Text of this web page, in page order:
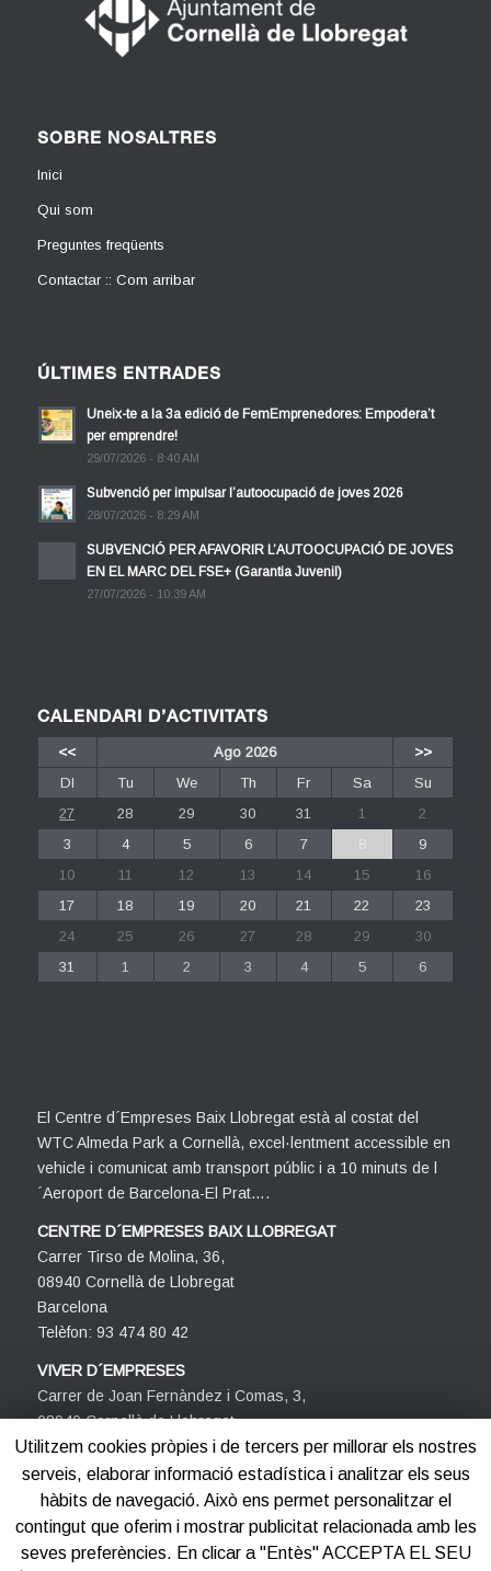
SOBRE NOSALTRES
Inici
Qui som
Preguntes freqüents
Contactar :: Com arribar
ÚLTIMES ENTRADES
Uneix-te a la 3a edició de FemEmprenedores: Empodera’t
per emprendre!
29/07/2026 - 8:40 AM
Subvenció per impulsar l’autoocupació de joves 2026
28/07/2026 - 8:29 AM
SUBVENCIÓ PER AFAVORIR L’AUTOOCUPACIÓ DE JOVES
EN EL MARC DEL FSE+ (Garantia Juvenil)
27/07/2026 - 10:39 AM
CALENDARI D’ACTIVITATS
<< Ago 2026
>>
Dl
Tu We Th Fr Sa
Su
27
28 29 30 31 1
2
3
4 5 6 7 8
9
10
11 12 13 14 15
16
17
18 19 20 21 22
23
24
25 26 27 28 29
30
31
1 2 3 4 5 6
El Centre d´Empreses Baix Llobregat està al costat del
WTC Almeda Park a Cornellà, excel·lentment accessible en
vehicle i comunicat amb transport públic i a 10 minuts de l
´Aeroport de Barcelona-El Prat….
CENTRE D´EMPRESES BAIX LLOBREGAT
Carrer Tirso de Molina, 36,
08940 Cornellà de Llobregat
Barcelona
Telèfon: 93 474 80 42
VIVER D´EMPRESES
Carrer de Joan Fernàndez i Comas, 3,
08940 Cornellà de Llobregat
Barcelona
Telèfon: 93 474 80 42
Utilitzem cookies pròpies i de tercers per millorar els nostres
serveis, elaborar informació estadística i analitzar els seus
hàbits de navegació. Això ens permet personalitzar el
contingut que oferim i mostrar publicitat relacionada amb les
seves preferències. En clicar a "Entès" ACCEPTA EL SEU